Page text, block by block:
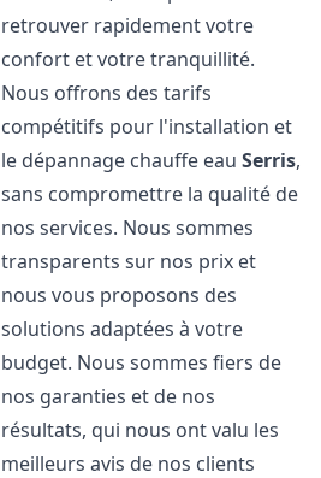
retrouver rapidement votre
confort et votre tranquillité.
Nous offrons des tarifs
compétitifs pour l'installation et
le dépannage chauffe eauSerris,
sans compromettre la qualité de
nos services. Nous sommes
transparents sur nos prix et
nous vous proposons des
solutions adaptées à votre
budget. Nous sommes fiers de
nos garanties et de nos
résultats, qui nous ont valu les
meilleurs avis de nos clients